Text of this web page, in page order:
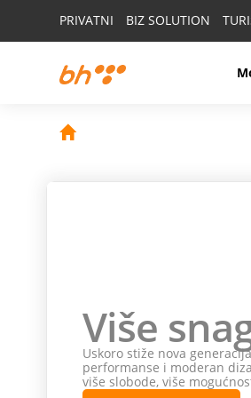
PRIVATNI BIZ SOLUTION
Više
Uskoro stiže nova
performanse i moderan
više slobode, više